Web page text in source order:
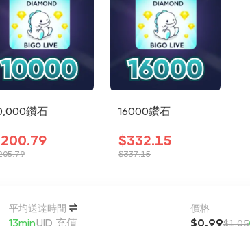
鑽石 16000鑽石
$332.15
$337.15
平均送達時間
13minUID 充值
價格
$0.99$1.05